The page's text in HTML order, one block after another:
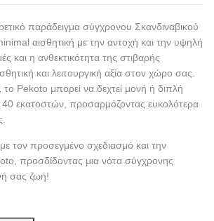
παράδειγμα σύγχρονου Σκανδιναβικού
αισθητική με την αντοχή και την υψηλή
και η ανθεκτικότητα της στιβαρής
και λειτουργική αξία στον χώρο σας.
Pekoto μπορεί να δεχτεί μονή ή διπλή
εκατοστών, προσαρμόζοντας ευκολότερα
τον προσεγμένο σχεδιασμό και την
προσδίδοντας μια νότα σύγχρονης
σας ζωή!